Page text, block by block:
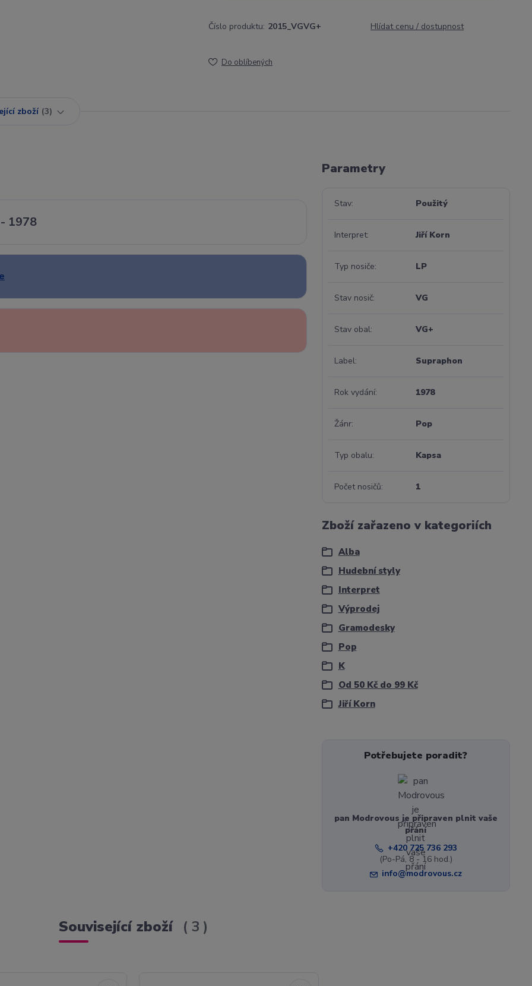
Číslo produktu: 2015_VGVG+ Hlídat cenu / dostupnost
Do oblíbených
zboží 3
1978
Parametry
Stav Použitý
Interpret Jiří Korn
Typ nosiče LP
Stav nosič VG
Stav obal VG+
Label Supraphon
Rok vydání 1978
Žánr Pop
Typ obalu Kapsa
Počet nosičů 1
Zboží zařazeno v kategoriích
Alba
Hudební styly
Interpret
Výprodej
Gramodesky
Pop
K
Od 50 Kč do 99 Kč
Jiří Korn
Potřebujete poradit?
pan Modrovous je připraven plnit vaše
přání
+420 725 736 293
(Po-Pá, 8 - 16 hod.)
info@modrovous.cz
Související zboží 3